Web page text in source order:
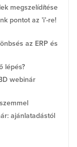
megszelídítése
pontot az ’i’-re!
az ERP és
lépés?
webinár
ajánlatadástól